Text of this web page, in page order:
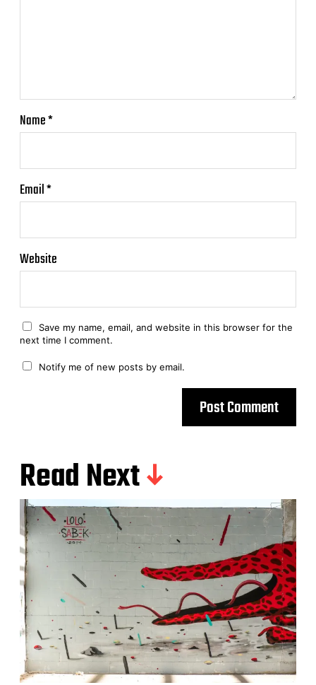
Name*
Email*
Website
Save my name, email, and website in this browser for the
next time I comment.
Notify me of new posts by email.
Read Next